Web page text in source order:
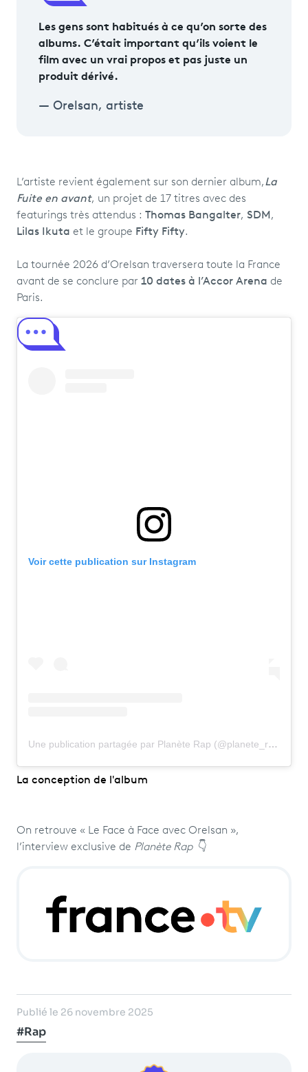
Les gens sont habitués à ce qu’on sorte des
albums. C’était important qu’ils voient le
film avec un vrai propos et pas juste un
produit dérivé.
Orelsan, artiste
L’artiste revient également sur son dernier album,La
Fuite en avant, un projet de 17 titres avec des
featurings très attendus : Thomas Bangalter, SDM ,
Lilas Ikuta et le groupe Fifty Fifty.
La tournée 2026 d’Orelsan traversera toute la France
avant de se conclure par 10 dates à l’Accor Arena de
Paris.
Voir cette publication sur Instagram
Une publication partagée par Planète Rap (@planete_rap)
La conception de l'album
On retrouve « Le Face à Face avec Orelsan »,
l’interview exclusive de Planète Rap👇
Publié le 26 novembre 2025
#Rap